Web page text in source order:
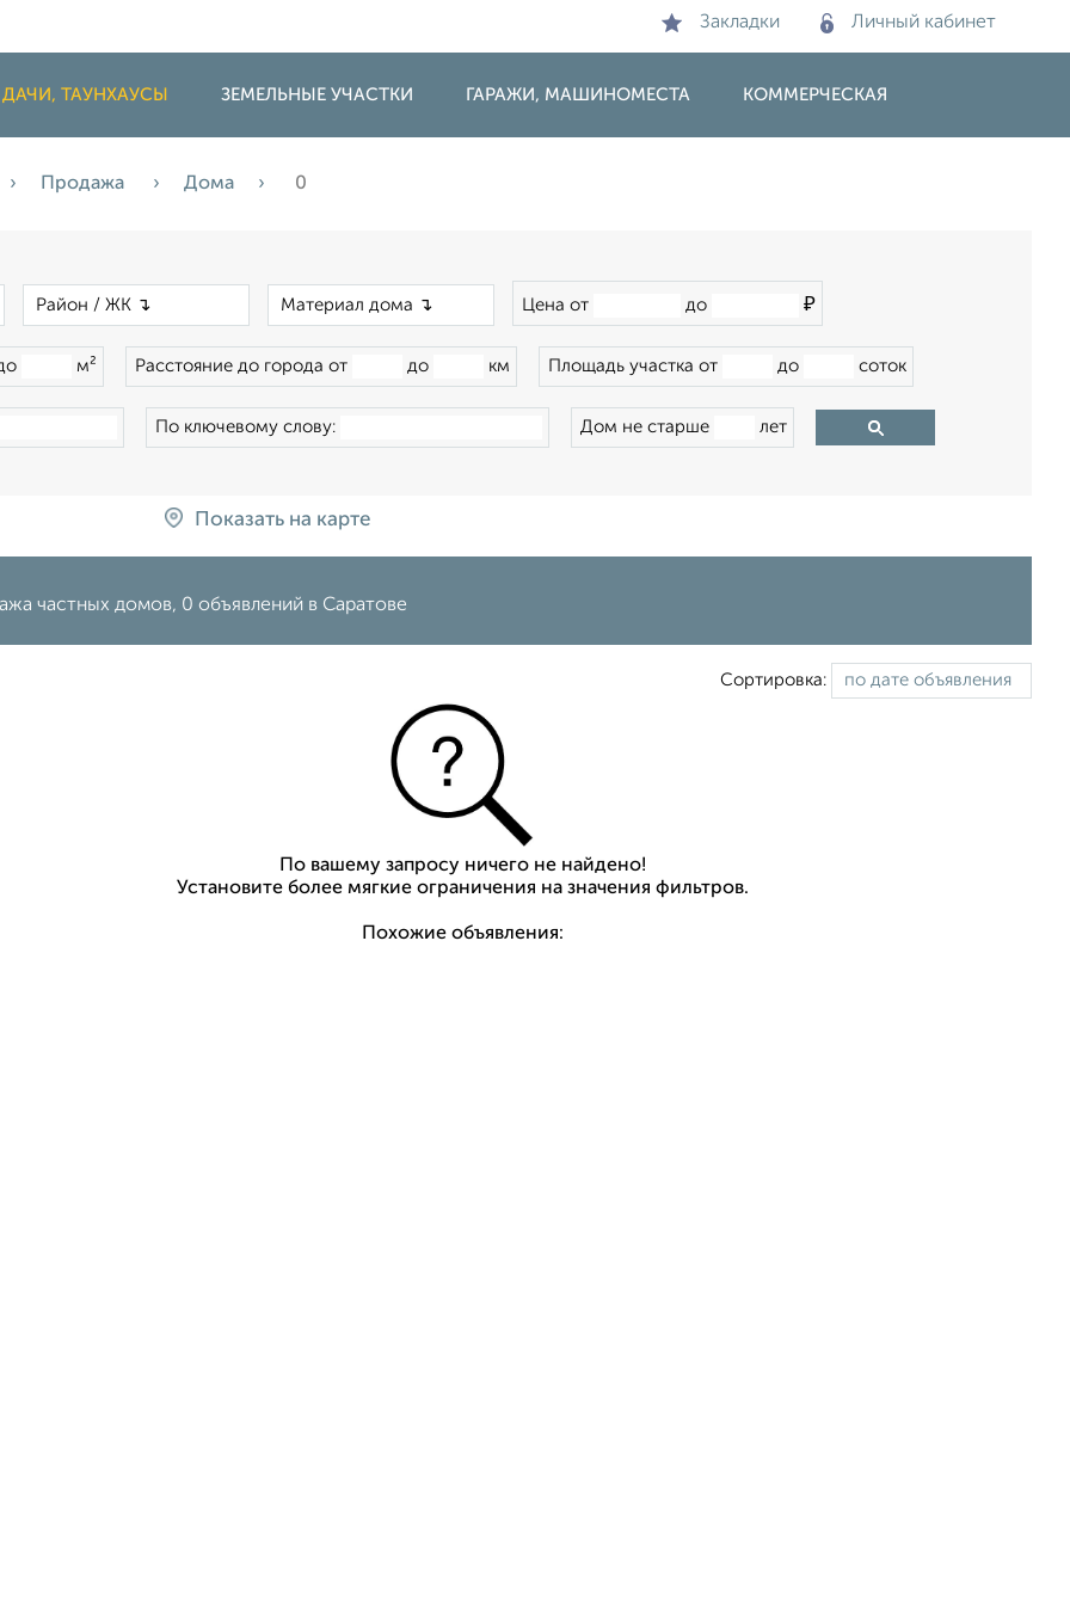
Закладки Личный кабинет
ТАУНХАУСЫ ЗЕМЕЛЬНЫЕ УЧАСТКИ ГАРАЖИ, МАШИНОМЕСТА КОММЕРЧЕСКАЯ
Продажа Дома 0
Цена от до ₽
м² Расстояние до города от до км Площадь участка от до соток
По ключевому слову: Дом не старше лет
Показать на карте
частных домов, 0 объявлений в Саратове
Сортировка:
По вашему запросу ничего не найдено!
Установите более мягкие ограничения на значения фильтров.
Похожие объявления: